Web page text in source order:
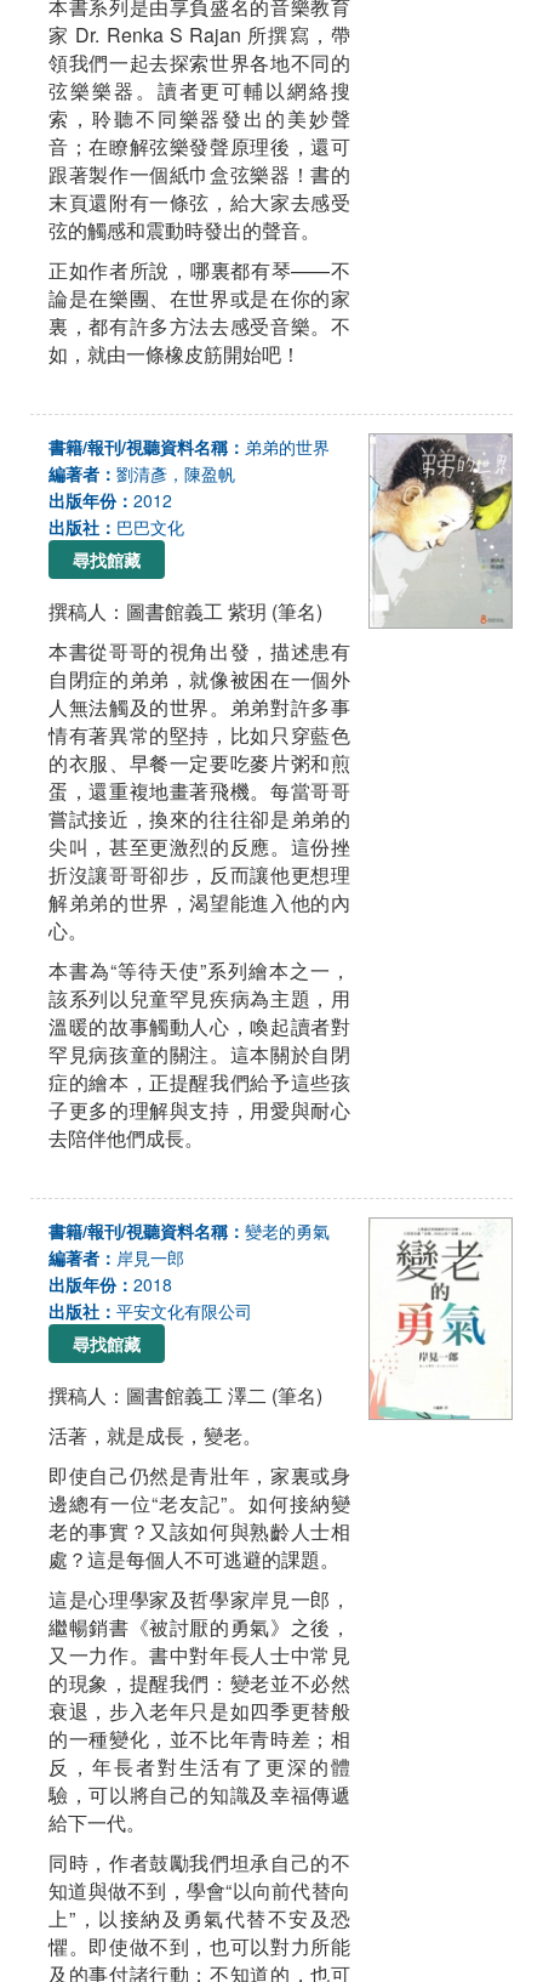
本書系列是由享負盛名的音樂教育
家 Dr. Renka S Rajan 所撰寫，帶
領我們一起去探索世界各地不同的
弦樂樂器。讀者更可輔以網絡搜
索，聆聽不同樂器發出的美妙聲
音；在瞭解弦樂發聲原理後，還可
跟著製作一個紙巾盒弦樂器！書的
末頁還附有一條弦，給大家去感受
弦的觸感和震動時發出的聲音。
正如作者所說，哪裏都有琴——不
論是在樂團、在世界或是在你的家
裏，都有許多方法去感受音樂。不
如，就由一條橡皮筋開始吧！
書籍/報刊/視聽資料名稱： 弟弟的世界
編著者： 劉清彥，陳盈帆
出版年份： 2012
出版社： 巴巴文化
尋找館藏
撰稿人：圖書館義工 紫玥 (筆名)
本書從哥哥的視角出發，描述患有
自閉症的弟弟，就像被困在一個外
人無法觸及的世界。弟弟對許多事
情有著異常的堅持，比如只穿藍色
的衣服、早餐一定要吃麥片粥和煎
蛋，還重複地畫著飛機。每當哥哥
嘗試接近，換來的往往卻是弟弟的
尖叫，甚至更激烈的反應。這份挫
折沒讓哥哥卻步，反而讓他更想理
解弟弟的世界，渴望能進入他的內
心。
本書為“等待天使”系列繪本之一，
該系列以兒童罕見疾病為主題，用
溫暖的故事觸動人心，喚起讀者對
罕見病孩童的關注。這本關於自閉
症的繪本，正提醒我們給予這些孩
子更多的理解與支持，用愛與耐心
去陪伴他們成長。
書籍/報刊/視聽資料名稱： 變老的勇氣
編著者： 岸見一郎
出版年份： 2018
出版社： 平安文化有限公司
尋找館藏
撰稿人：圖書館義工 澤二 (筆名)
活著，就是成長，變老。
即使自己仍然是青壯年，家裏或身
邊總有一位“老友記”。如何接納變
老的事實？又該如何與熟齡人士相
處？這是每個人不可逃避的課題。
這是心理學家及哲學家岸見一郎，
繼暢銷書《被討厭的勇氣》之後，
又一力作。書中對年長人士中常見
的現象，提醒我們：變老並不必然
衰退，步入老年只是如四季更替般
的一種變化，並不比年青時差；相
反，年長者對生活有了更深的體
驗，可以將自己的知識及幸福傳遞
給下一代。
同時，作者鼓勵我們坦承自己的不
知道與做不到，學會“以向前代替向
上”，以接納及勇氣代替不安及恐
懼。即使做不到，也可以對力所能
及的事付諸行動；不知道的，也可